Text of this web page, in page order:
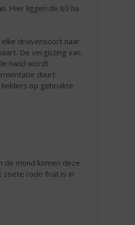
Hier liggen de 80 ha
druivensoort naar
De vergisting van
hand wordt
duurt
op gebruikte
de mond komen deze
zoete rode fruit is in